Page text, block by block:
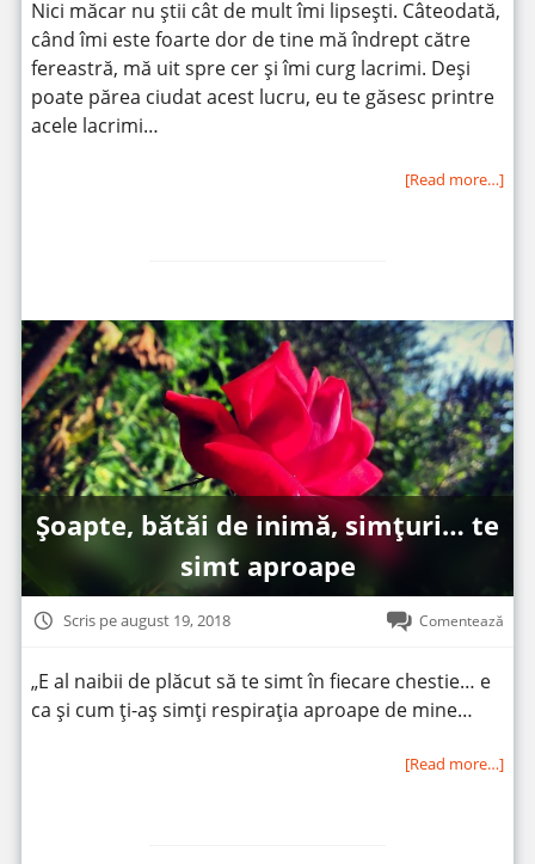
Nici măcar nu știi cât de mult îmi lipsești. Câteodată,
când îmi este foarte dor de tine mă îndrept către
fereastră, mă uit spre cer și îmi curg lacrimi. Deși
poate părea ciudat acest lucru, eu te găsesc printre
acele lacrimi…
[Read more…]
Șoapte, bătăi de inimă, simțuri… te
simt aproape
Scris pe august 19, 2018 Comentează
„E al naibii de plăcut să te simt în fiecare chestie… e
ca și cum ți-aș simți respirația aproape de mine…
[Read more…]